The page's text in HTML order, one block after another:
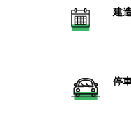
建
停